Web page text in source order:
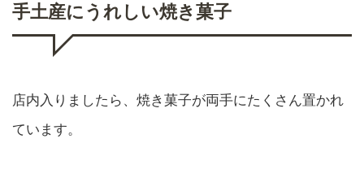
手土産にうれしい焼き菓子
店内入りましたら、焼き菓子が両手にたくさん置かれ
ています。